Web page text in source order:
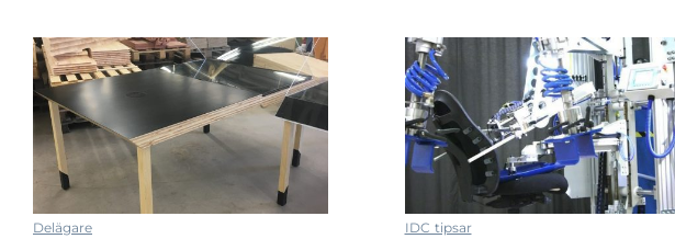
Delägare IDC tipsar